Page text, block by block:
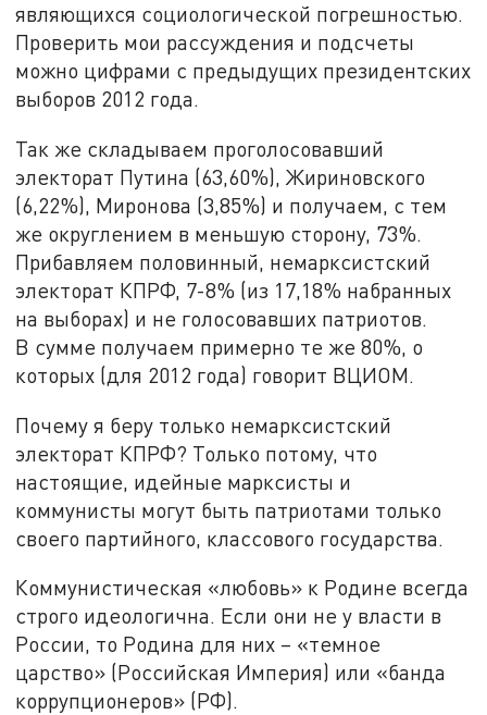
являющихся социологической погрешностью.
Проверить мои рассуждения и подсчеты
можно цифрами с предыдущих президентских
выборов 2012 года.
Так же складываем проголосовавший
электорат Путина (63,60%), Жириновского
(6,22%), Миронова (3,85%) и получаем, с тем
же округлением в меньшую сторону, 73%.
Прибавляем половинный, немарксистский
электорат КПРФ, 7-8% (из 17,18% набранных
на выборах) и не голосовавших патриотов.
В сумме получаем примерно те же 80%, о
которых (для 2012 года) говорит ВЦИОМ.
Почему я беру только немарксистский
электорат КПРФ? Только потому, что
настоящие, идейные марксисты и
коммунисты могут быть патриотами только
своего партийного, классового государства.
Коммунистическая «любовь» к Родине всегда
строго идеологична. Если они не у власти в
России, то Родина для них – «темное
царство» (Российская Империя) или «банда
коррупционеров» (РФ).